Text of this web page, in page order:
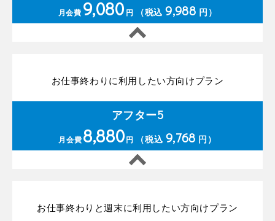
月会費 9,080 円 （税込 9,988 円）
お仕事終わりに利用したい方向けプラン
アフター5
月会費8,880円 （税込 9,768 円）
お仕事終わりと週末に利用したい方向けプラン